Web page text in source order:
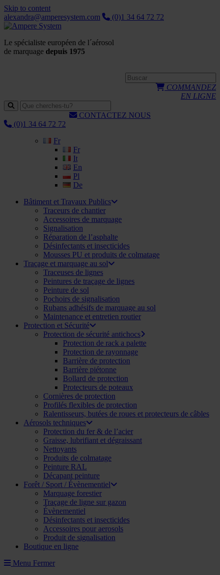
Skip to content
alexandra@amperesystem.com
(0)1 34 64 72 72
Le spécialiste européen de l´aérosol
de marquage depuis 1975
COMMANDEZ
EN LIGNE
CONTACTEZ NOUS
(0)1 34 64 72 72
Fr
Fr
It
En
Pl
De
Bâtiment et Travaux Publics
Traceurs de chantier
Accessoires de marquage
Signalisation
Réparation de l’asphalte
Désinfectants et insecticides
Mousses PU et produits de colmatage
Traçage et marquage au sol
Traceuses de lignes
Peintures de traçage de lignes
Peinture de sol
Pochoirs de signalisation
Rubans adhésifs de marquage au sol
Maintenance et entretien routier
Protection et Sécurité
Protection de sécurité antichocs
Protection de rack a palette
Protection de rayonnage
Barrière de protection
Barrière piétonne
Bollard de protection
Protecteurs de poteaux
Cornières de protection
Profilés flexibles de protection
Ralentisseurs, butées de roues et protecteurs de câbles
Aérosols techniques
Protection du fer & de l’acier
Graisse, lubrifiant et dégraissant
Nettoyants
Produits de colmatage
Peinture RAL
Décapant peinture
Forêt / Sport / Évènementiel
Marquage forestier
Traçage de ligne sur gazon
Évènementiel
Désinfectants et insecticides
Accessoires pour aerosols
Produit de signalisation
Boutique en ligne
Menu Fermer